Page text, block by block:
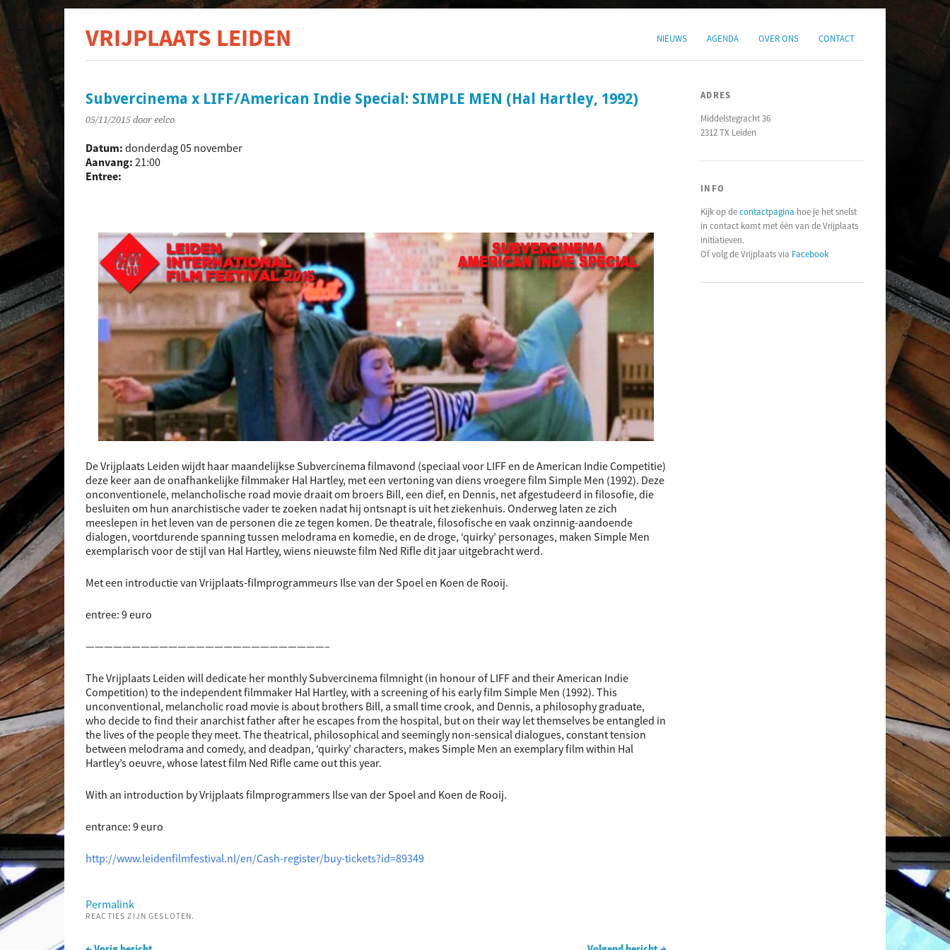
NIEUWS AGENDA OVER ONS CONTACT
VRIJPLAATS LEIDEN
Subvercinema x LIFF/American Indie Special: SIMPLE MEN (Hal Hartley, 1992)
05/11/2015 door eelco
Datum: donderdag 05 november
Aanvang: 21:00
Entree:
De Vrijplaats Leiden wijdt haar maandelijkse Subvercinema filmavond (speciaal voor LIFF en de American Indie Competitie)
deze keer aan de onafhankelijke filmmaker Hal Hartley, met een vertoning van diens vroegere film Simple Men (1992). Deze
onconventionele, melancholische road movie draait om broers Bill, een dief, en Dennis, net afgestudeerd in filosofie, die
besluiten om hun anarchistische vader te zoeken nadat hij ontsnapt is uit het ziekenhuis. Onderweg laten ze zich
meeslepen in het leven van de personen die ze tegen komen. De theatrale, filosofische en vaak onzinnig-aandoende
dialogen, voortdurende spanning tussen melodrama en komedie, en de droge, ‘quirky’ personages, maken Simple Men
exemplarisch voorde stijl van Hal Hartley, wiens nieuwste film Ned Rifle dit jaar uitgebracht werd.
Met een introductie van Vrijplaats-filmprogrammeurs Ilse van der Spoel en Koen de Rooij.
entree: 9 euro
——————————————————————————–
The Vrijplaats Leiden will dedicate her monthly Subvercinema filmnight (in honour of LIFF and their American Indie
Competition) to the independent filmmaker Hal Hartley, with a screening of his early film Simple Men (1992). This
unconventional, melancholic road movie is about brothers Bill, a small time crook, and Dennis, a philosophy graduate,
who decide to find their anarchist father after he escapes from the hospital, but on their way let themselves be entangled in
the lives of the people they meet. The theatrical, philosophical and seemingly non-sensical dialogues, constant tension
between melodrama and comedy, and deadpan, ‘quirky’ characters, makes Simple Men an exemplary film within Hal
Hartley’s oeuvre, whose latest film Ned Rifle came out this year.
With an introduction by Vrijplaats filmprogrammers Ilse van der Spoel and Koen de Rooij.
entrance: 9 euro
http://www.leidenfilmfestival.nl/en/Cash-register/buy-tickets?id=89349
Permalink
REACTIES ZIJN GESLOTEN.
ADRES
Middelstegracht 36
2312 TX Leiden
INFO
Kijk op decontactpagina hoe je het snelst
in contact komt met één van de Vrijplaats
initiatieven.
Of volg de Vrijplaats via Facebook